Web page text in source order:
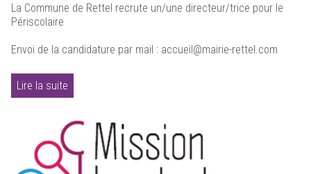
La Commune de Rettel recrute un/une directeur/trice pour le
Périscolaire
Envoi de la candidature par mail : accueil@mairie-rettel.com
Lire la suite